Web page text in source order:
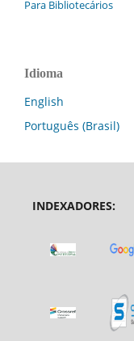
Para Bibliotecários
Idioma
English
Português (Brasil)
INDEXADORES: